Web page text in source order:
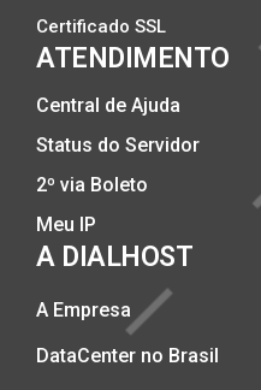
Certificado SSL
ATENDIMENTO
Central de Ajuda
Status do Servidor
2º via Boleto
Meu IP
A DIALHOST
A Empresa
DataCenter no Brasil